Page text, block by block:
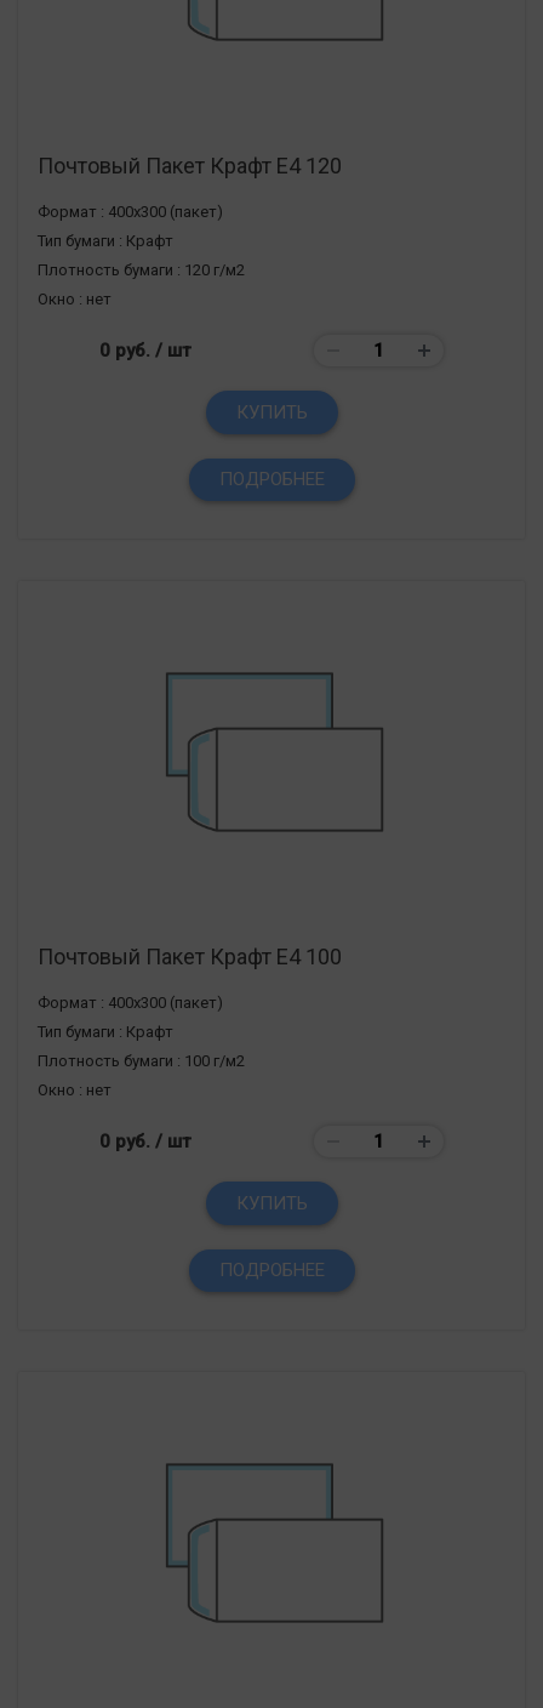
Почтовый Пакет Крафт Е4 120
Формат : 400х300 (пакет)
Тип бумаги : Крафт
Плотность бумаги : 120 г/м2
Окно : нет
0 руб. / шт
КУПИТЬ
ПОДРОБНЕЕ
Почтовый Пакет Крафт Е4 100
Формат : 400х300 (пакет)
Тип бумаги : Крафт
Плотность бумаги : 100 г/м2
Окно : нет
0 руб. / шт
КУПИТЬ
ПОДРОБНЕЕ